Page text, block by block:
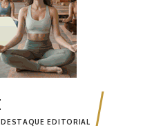
DESTAQUE EDITORIAL